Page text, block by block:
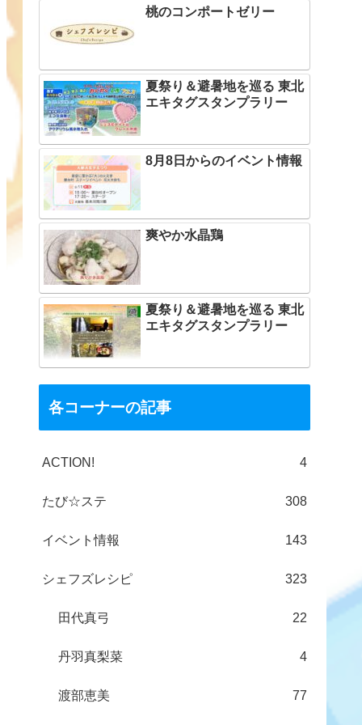
桃のコンポートゼリー
夏祭り＆避暑地を巡る 東北
エキタグスタンプラリー
8月8日からのイベント情報
爽やか水晶鶏
夏祭り＆避暑地を巡る 東北
エキタグスタンプラリー
各コーナーの記事
ACTION! 4
たび☆ステ 308
イベント情報 143
シェフズレシピ 323
田代真弓 22
丹羽真梨菜 4
渡部恵美 77